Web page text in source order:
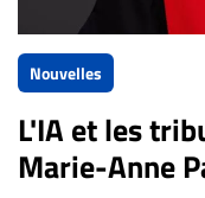
Nouvelles
L'IA et les
Marie-Anne